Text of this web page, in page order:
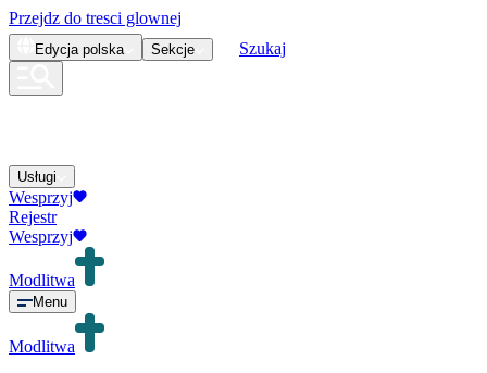
Przejdz do tresci glownej
Edycja polska Sekcje Szukaj
Usługi
Wesprzyj
Rejestr
Wesprzyj
Modlitwa
Menu
Modlitwa